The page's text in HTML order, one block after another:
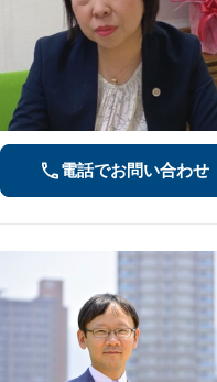
電話でお問い合わせ